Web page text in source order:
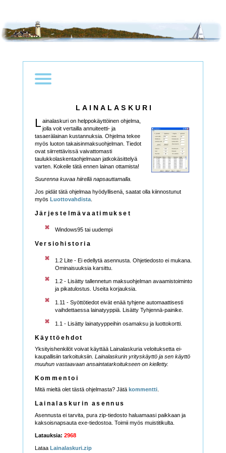
LAINALASKURI
L ainalaskuri on helppokäyttöinen ohjelma,
jolla voit vertailla annuiteetti- ja
tasaerälainan kustannuksia. Ohjelma tekee
myös luoton takaisinmaksuohjelman. Tiedot
ovat siirrettävissä vaivattomasti
taulukkolaskentaohjelmaan jatkokäsittelyä
varten. Kokeile tätä ennen lainan ottamista!
Suurenna kuvaa hiirellä napsauttamalla.
Jos pidät tätä ohjelmaa hyödyllisenä, saatat olla kiinnostunut
myös Luottovahdista.
Järjestelmävaatimukset
Windows95 tai uudempi
Versiohistoria
1.2 Lite - Ei edellytä asennusta. Ohjetiedosto ei mukana.
Ominaisuuksia karsittu.
1.2 - Lisätty tallennetun maksuohjelman avaamistoiminto
ja pikatulostus. Useita korjauksia.
1.11 - Syöttötiedot eivät enää tyhjene automaattisesti
vaihdettaessa lainatyyppiä. Lisätty Tyhjennä-painike.
1.1 - Lisätty lainatyyppeihin osamaksu ja luottokortti.
Käyttöehdot
Yksityishenkilöt voivat käyttää Lainalaskuria veloituksetta ei-
kaupallisiin tarkoituksiin. Lainalaskurin yrityskäyttö ja sen käyttö
muuhun vastaavaan ansaintatarkoitukseen on kielletty.
Kommentoi
Mitä mieltä olet tästä ohjelmasta? Jätä kommentti.
Lainalaskurin asennus
Asennusta ei tarvita, pura zip-tiedosto haluamaasi paikkaan ja
kaksoisnapsauta exe-tiedostoa. Toimii myös muistitikulta.
Latauksia: 2968
Lataa Lainalaskuri.zip